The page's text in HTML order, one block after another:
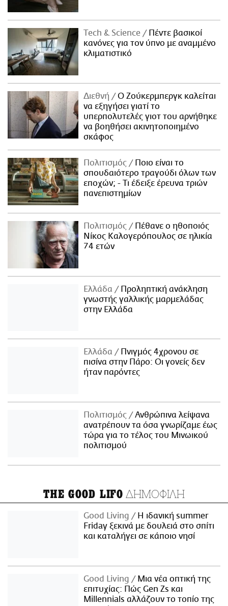
Τech & Science
Πέντε βασικοί
κανόνες για τον ύπνο με αναμμένο
κλιματιστικό
Διεθνή
Ο Ζούκερμπεργκ καλείται
να εξηγήσει γιατί το
υπερπολυτελές γιοτ του αρνήθηκε
να βοηθήσει ακινητοποιημένο
σκάφος
Πολιτισμός
Ποιο είναι το
σπουδαιότερο τραγούδι όλων των
εποχών; - Τι έδειξε έρευνα τριών
πανεπιστημίων
Πολιτισμός
Πέθανε ο ηθοποιός
Νίκος Καλογερόπουλος σε ηλικία
74 ετών
Ελλάδα
Προληπτική ανάκληση
γνωστής γαλλικής μαρμελάδας
στην Ελλάδα
Ελλάδα
Πνιγμός 4χρονου σε
πισίνα στην Πάρο: Οι γονείς δεν
ήταν παρόντες
Πολιτισμός
Ανθρώπινα λείψανα
ανατρέπουν τα όσα γνωρίζαμε έως
τώρα για το τέλος του Μινωικού
πολιτισμού
THE GOOD LIFO ΔΗΜΟΦΙΛΗ
Good Living
Η ιδανική summer
Friday ξεκινά με δουλειά στο σπίτι
και καταλήγει σε κάποιο νησί
Good Living
Μια νέα οπτική της
επιτυχίας: Πώς Gen Zs και
Millennials αλλάζουν το τοπίο της